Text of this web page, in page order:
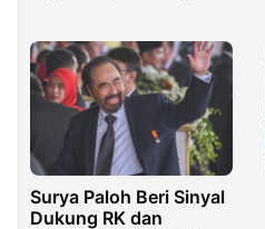
Surya Paloh Beri Sinyal
Dukung RK dan